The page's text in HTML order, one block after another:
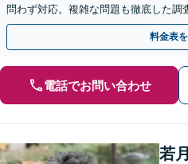
問わず対応。複雑な問題も徹底した調
目指します。セカンドオピニオン可【
料金表
電話でお問い合わせ
若